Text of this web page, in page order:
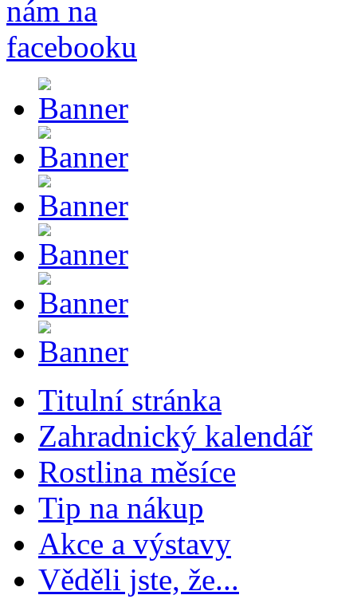
Titulní stránka
Zahradnický kalendář
Rostlina měsíce
Tip na nákup
Akce a výstavy
Věděli jste, že...